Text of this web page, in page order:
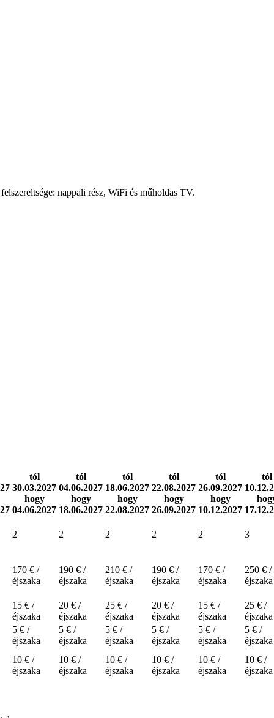
nappali rész, WiFi és műholdas TV.
tól
30.03.2027
hogy
04.06.2027
tól
04.06.2027
hogy
18.06.2027
tól
18.06.2027
hogy
22.08.2027
tól
22.08.2027
hogy
26.09.2027
tól
26.09.2027
hogy
10.12.2027
tól
2 2 2 2 2 3
170 € /
éjszaka
190 € /
éjszaka
210 € /
éjszaka
190 € /
éjszaka
170 € /
éjszaka
250 € /
éjszaka
15 € /
éjszaka
20 € /
éjszaka
25 € /
éjszaka
20 € /
éjszaka
15 € /
éjszaka
25 € /
éjszaka
5 € /
éjszaka
5 € /
éjszaka
5 € /
éjszaka
5 € /
éjszaka
5 € /
éjszaka
5 € /
éjszaka
10 € /
éjszaka
10 € /
éjszaka
10 € /
éjszaka
10 € /
éjszaka
10 € /
éjszaka
10 € /
éjszaka